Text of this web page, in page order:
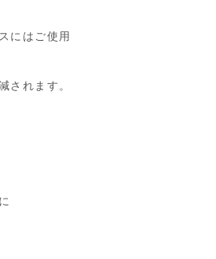
にはご使用
されます。